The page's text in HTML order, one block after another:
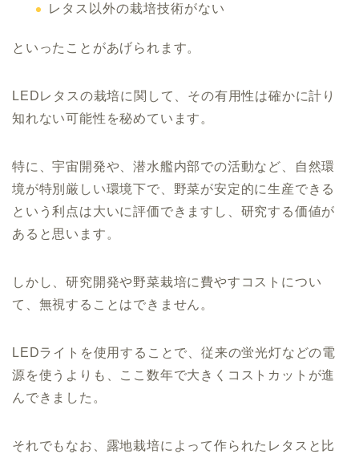
レタス以外の栽培技術がない
といったことがあげられます。
LEDレタスの栽培に関して、その有用性は確かに計り
知れない可能性を秘めています。
特に、宇宙開発や、潜水艦内部での活動など、自然環
境が特別厳しい環境下で、野菜が安定的に生産できる
という利点は大いに評価できますし、研究する価値が
あると思います。
しかし、研究開発や野菜栽培に費やすコストについ
て、無視することはできません。
LEDライトを使用することで、従来の蛍光灯などの電
源を使うよりも、ここ数年で大きくコストカットが進
んできました。
それでもなお、露地栽培によって作られたレタスと比